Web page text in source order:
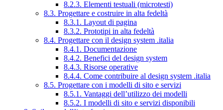
8.2.3. Elementi testuali (microtesti)
8.3. Progettare e costruire in alta fedeltà
8.3.1. Layout di pagina
8.3.2. Prototipi in alta fedeltà
8.4. Progettare con il design system .italia
8.4.1. Documentazione
8.4.2. Benefici del design system
8.4.3. Risorse operative
8.4.4. Come contribuire al design system .italia
8.5. Progettare con i modelli di sito e servizi
8.5.1. Vantaggi dell’utilizzo dei modelli
8.5.2. I modelli di sito e servizi disponibili